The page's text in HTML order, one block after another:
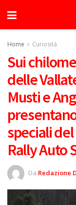
Home Curiosità
Sui
delle
Musti e
speciali
Rally Auto
Da Redazione